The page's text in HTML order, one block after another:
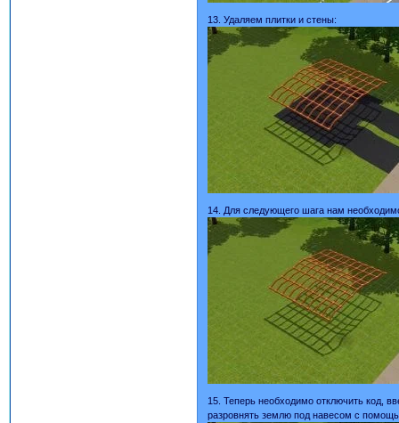
13. Удаляем плитки и стены:
14. Для следующего шага нам
15. Теперь необходимо отключить код,
разровнять землю под навесом с